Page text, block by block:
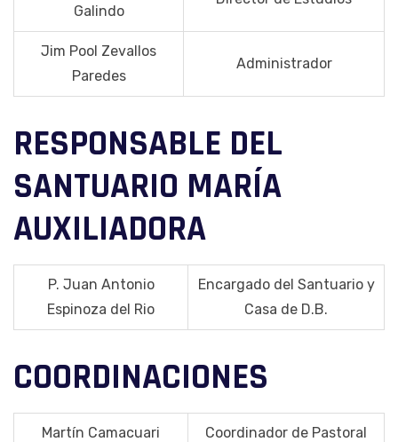
Galindo
Jim Pool Zevallos
Paredes
Administrador
RESPONSABLE DEL
SANTUARIO MARÍA
AUXILIADORA
P. Juan Antonio
Espinoza del Rio
Encargado del Santuario y
Casa de D.B.
COORDINACIONES
Martín Camacuari
Coordinador de Pastoral